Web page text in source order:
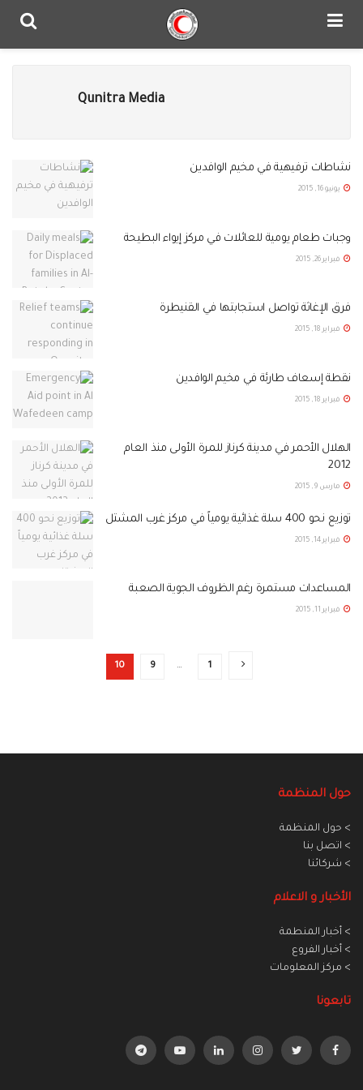
Qunitra Media
نشاطات ترفيهية في مخيم الوافدين
يونيو 16, 2015
وجبات طعام يومية للعائلات في مركز إيواء البطيحة
فبراير 26, 2015
فرق الإغاثة تواصل استجابتها في القنيطرة
فبراير 18, 2015
نقطة إسعاف طارئة في مخيم الوافدين
فبراير 18, 2015
الهلال الأحمر في مدينة كرناز للمرة الأولى منذ العام
2012
مارس 9, 2015
توزيع نحو 400 سلة غذائية يومياً في مركز غرب المشتل
فبراير 14, 2015
المساعدات مستمرة رغم الظروف الجوية الصعبة
فبراير 11, 2015
1
…
9
10
حول المنظمة
> حول المنظمة
> اتصل بنا
> شركائنا
الأخبار و الاعلام
> أخبار المنطمة
> أخبار الفروع
> مركز المعلومات
تابعونا